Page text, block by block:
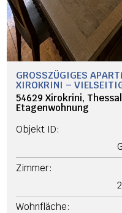
GROSSZÜGIGES
IROKRINI – VIELSEITIG
54629 Xirokrini,
Etagenwohnung
Objekt ID:
Zimmer:
2
Wohnfläche: